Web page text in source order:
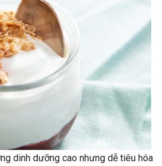
dinh dưỡng cao nhưng dễ tiêu hóa